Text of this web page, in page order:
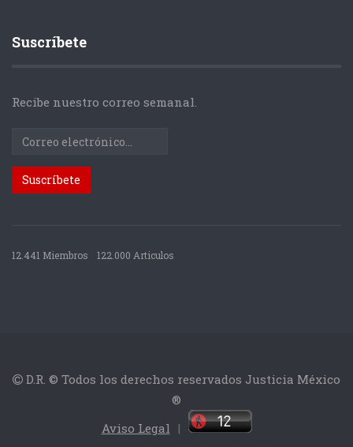
Suscríbete
Recibe nuestro correo semanal.
12.441 Miembros 122.000 Articulos
D.R. © Todos los derechos reservados Justicia México
®
Aviso Legal |